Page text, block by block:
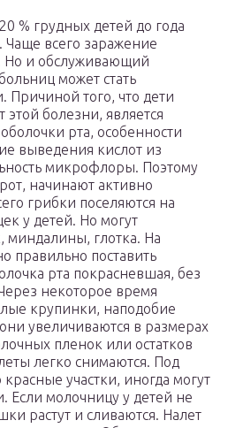
% грудных детей до года
всего заражение
Но и обслуживающий
может стать
того, что дети
этой болезни, является
рта, особенности
выведения кислот из
микрофлоры. Поэтому
начинают активно
грибки поселяются на
у детей. Но могут
миндалины, глотка. На
правильно поставить
рта покрасневшая, без
некоторое время
крупинки, наподобие
увеличиваются в размерах
пленок или остатков
легко снимаются. Под
участки, иногда могут
Если молочницу у детей не
растут и сливаются. Налет